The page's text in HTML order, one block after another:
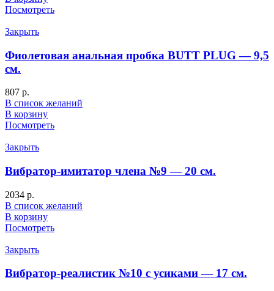
Посмотреть
Закрыть
Фиолетовая анальная пробка BUTT PLUG — 9,5
см.
807 р.
В список желаний
В корзину
Посмотреть
Закрыть
Вибратор-имитатор члена №9 — 20 см.
2034 р.
В список желаний
В корзину
Посмотреть
Закрыть
Вибратор-реалистик №10 с усиками — 17 см.